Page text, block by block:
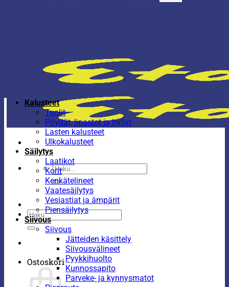
Etsi:
Etsi:
Ostoskori
Kalusteet
Tuolit
Pöydät, lipastot ja hyllyt
Lasten kalusteet
Ulkokalusteet
Säilytys
Laatikot
Korit
Kenkätelineet
Vaatesäilytys
Vesiastiat ja ämpärit
Piensäilytys
Siivous
Siivous
Jätteiden käsittely
Siivousvälineet
Pyykkihuolto
Kunnossapito
Parveke- ja kynnysmatot